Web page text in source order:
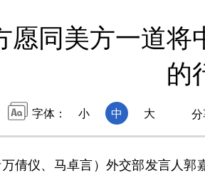
愿同美方一道将
的
字体： 小 中 大 分
仪、马卓言）外交部发言人郭